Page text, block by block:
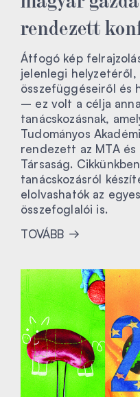
rendezett
Átfogó kép
jelenlegi helyzetéről,
összefüggéseiről és
– ez volt a célja
tanácskozásnak,
Tudományos
rendezett az MTA és
Társaság.
tanácskozásról
elolvashatók az
összefoglalói is.
TOVÁBB